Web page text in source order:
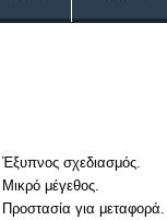
Έξυπνος σχεδιασμός.
Μικρό μέγεθος.
Προστασία για μεταφορά.